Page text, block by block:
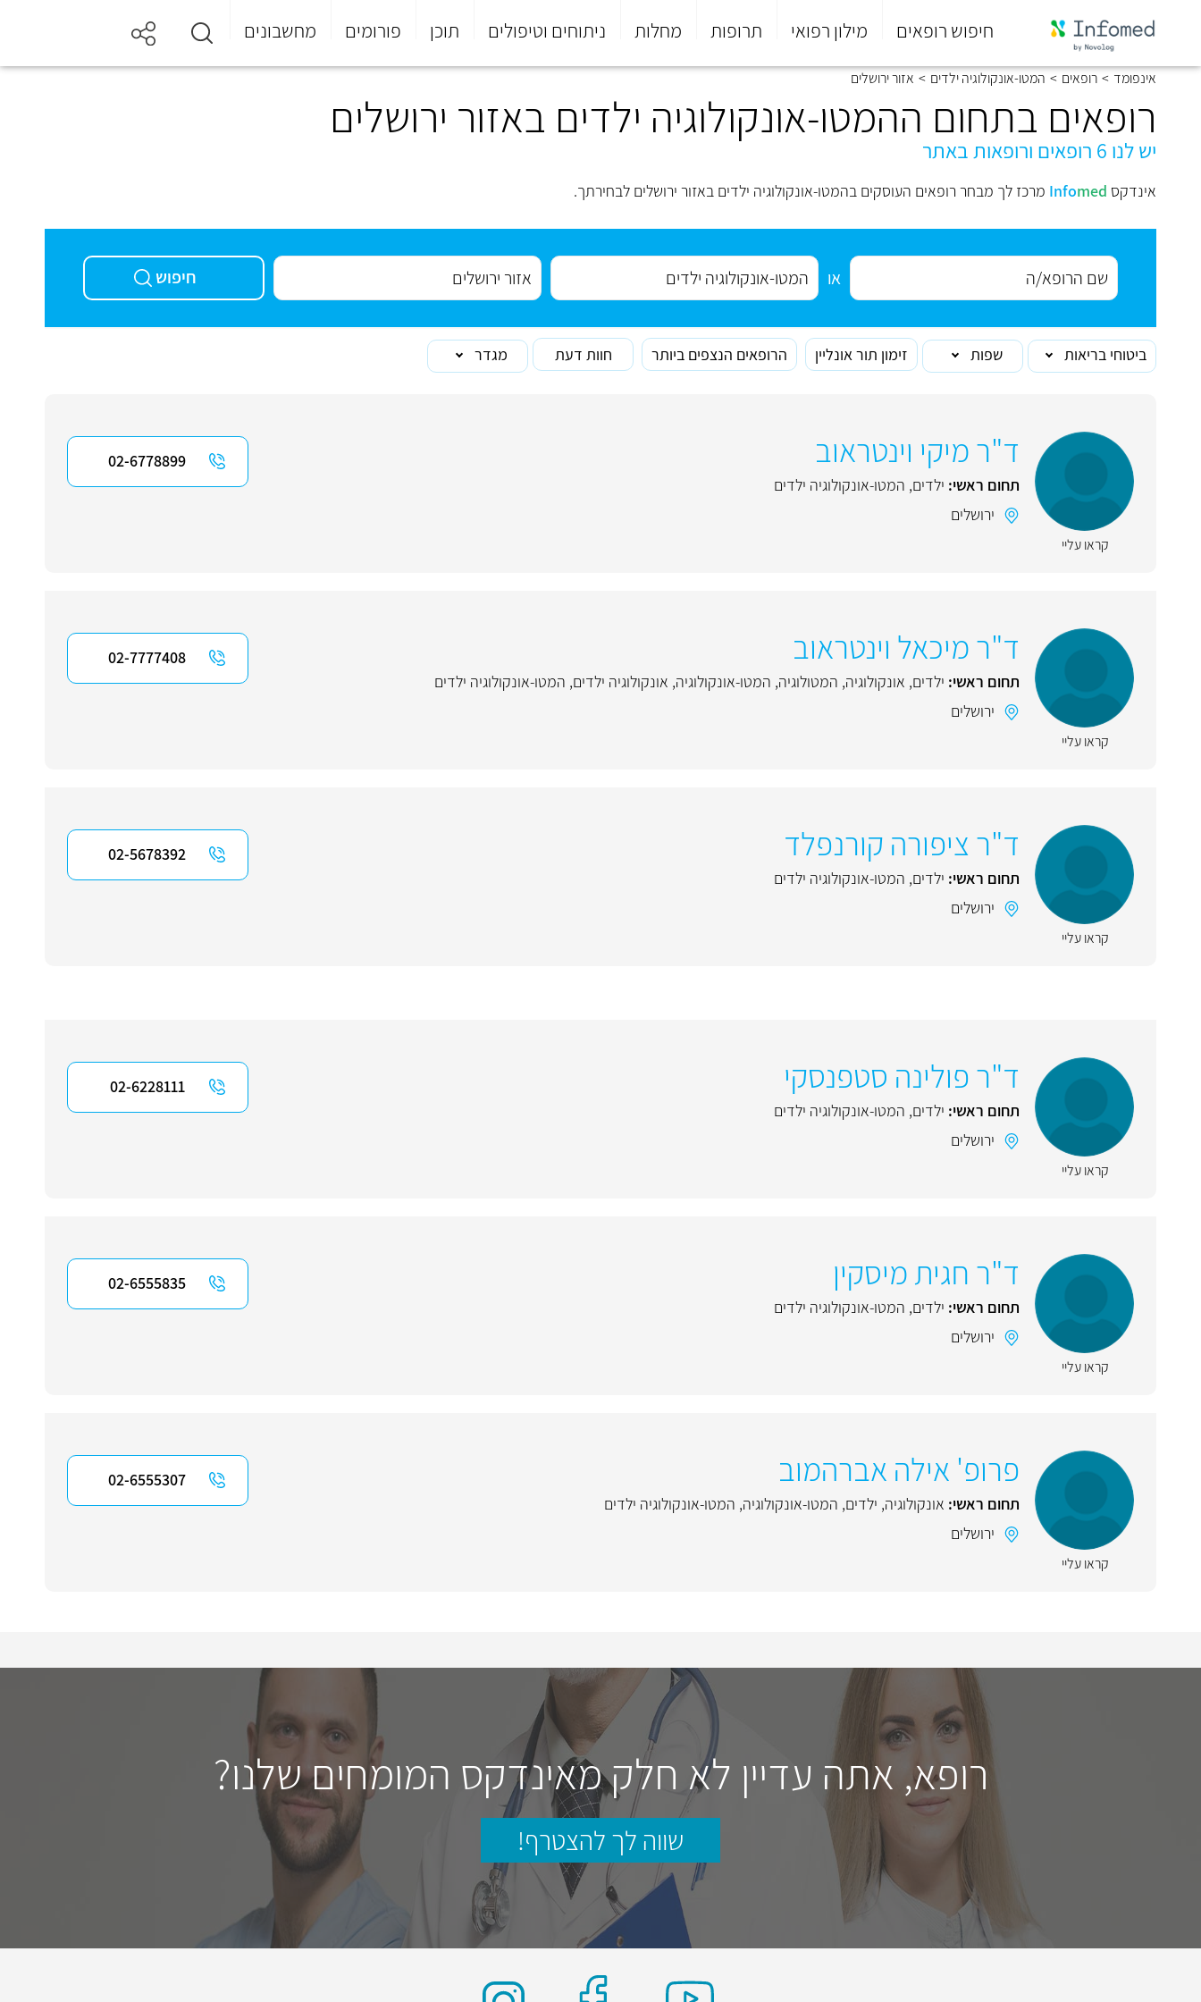
חיפוש רופאים מילון רפואי תרופות מחלות ניתוחים וטיפולים תוכן פורומים מחשבונים
סוף
התפריט
אינפומד > רופאים > המטו-אונקולוגיה ילדים > אזור ירושלים
רופאים בתחום ההמטו-אונקולוגיה ילדים באזור ירושלים
יש לנו 6 רופאים ורופאות באתר
אינדקס Infomed מרכז לך מבחר רופאים העוסקים בהמטו-אונקולוגיה ילדים באזור ירושלים לבחירתך.
או חיפוש
ביטוחי בריאות שפות זימון תור אונליין הרופאים הנצפים ביותר חוות דעת מגדר
קראו עליי
ד"ר מיקי וינטראוב
תחום ראשי: ילדים, המטו-אונקולוגיה ילדים
ירושלים
02-6778899
קראו עליי
ד"ר מיכאל וינטראוב
תחום ראשי: ילדים, אונקולוגיה, המטולוגיה, המטו-אונקולוגיה, אונקולוגיה ילדים, המטו-אונקולוגיה ילדים
ירושלים
02-7777408
קראו עליי
ד"ר ציפורה קורנפלד
תחום ראשי: ילדים, המטו-אונקולוגיה ילדים
ירושלים
02-5678392
קראו עליי
ד"ר פולינה סטפנסקי
תחום ראשי: ילדים, המטו-אונקולוגיה ילדים
ירושלים
02-6228111
קראו עליי
ד"ר חגית מיסקין
תחום ראשי: ילדים, המטו-אונקולוגיה ילדים
ירושלים
02-6555835
קראו עליי
פרופ' אילה אברהמוב
תחום ראשי: אונקולוגיה, ילדים, המטו-אונקולוגיה, המטו-אונקולוגיה ילדים
ירושלים
02-6555307
רופא, אתה עדיין לא חלק מאינדקס המומחים שלנו?
שווה לך להצטרף!